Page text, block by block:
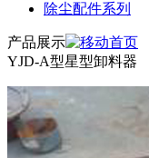
除尘配件系列
产品展示
YJD-A型星型卸料器